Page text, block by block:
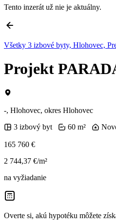
Tento inzerát už nie je aktuálny.
Všetky 3 izbové byty, Hlohovec,
Projekt
-, Hlohovec, okres Hlohovec
3 izbový byt
60 m²
165 760 €
2 744,37 €/m²
na vyžiadanie
Overte si, akú hypotéku môžete